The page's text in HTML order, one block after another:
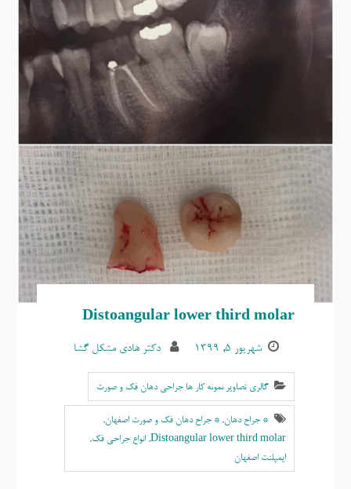
Distoangular lower third molar
شهریور ۵, ۱۳۹۹ دکتر هادی مشکل گشا
گالری تصاویر نمونه کار ها جراحی دهان فک و صورت
* جراح دهان, * جراح دهان فک و صورت اصفهان,
Distoangular lower third molar
, انواع جراحی فک,
ايمپلنت اصفهان